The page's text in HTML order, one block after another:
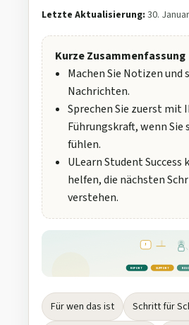
Letzte Aktualisierung: 30.
Kurze Zusammenfassung
Machen Sie Notizen und
Nachrichten.
Sprechen Sie zuerst mit
Führungskraft, wenn Sie
fühlen.
ULearn Student Success
helfen, die nächsten
verstehen.
!
REPORT SUPPORT
Für wen das ist
Schritt für